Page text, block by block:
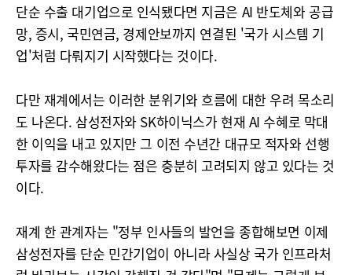
단순 수출 대기업으로 인식됐다면 지금은 AI 반도체와 공급
망, 증시, 국민연금, 경제안보까지 연결된 '국가 시스템 기
업'처럼 다뤄지기 시작했다는 것이다.
다만 재계에서는 이러한 분위기와 흐름에 대한 우려 목소리
도 나온다. 삼성전자와 SK하이닉스가 현재 AI 수혜로 막대
한 이익을 내고 있지만 그 이전 수년간 대규모 적자와 선행
투자를 감수해왔다는 점은 충분히 고려되지 않고 있다는 것
이다.
재계 한 관계자는 "정부 인사들의 발언을 종합해보면 이제
삼성전자를 단순 민간기업이 아니라 사실상 국가 인프라처